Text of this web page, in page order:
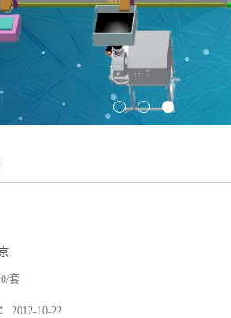
套
2012-10-22